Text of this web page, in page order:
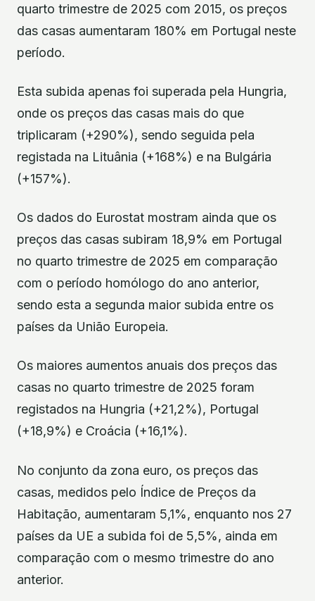
quarto trimestre de 2025 com 2015, os preços
das casas aumentaram 180% em Portugal neste
período.
Esta subida apenas foi superada pela Hungria,
onde os preços das casas mais do que
triplicaram (+290%), sendo seguida pela
registada na Lituânia (+168%) e na Bulgária
(+157%).
Os dados do Eurostat mostram ainda que os
preços das casas subiram 18,9% em Portugal
no quarto trimestre de 2025 em comparação
com o período homólogo do ano anterior,
sendo esta a segunda maior subida entre os
países da União Europeia.
Os maiores aumentos anuais dos preços das
casas no quarto trimestre de 2025 foram
registados na Hungria (+21,2%), Portugal
(+18,9%) e Croácia (+16,1%).
No conjunto da zona euro, os preços das
casas, medidos pelo Índice de Preços da
Habitação, aumentaram 5,1%, enquanto nos 27
países da UE a subida foi de 5,5%, ainda em
comparação com o mesmo trimestre do ano
anterior.